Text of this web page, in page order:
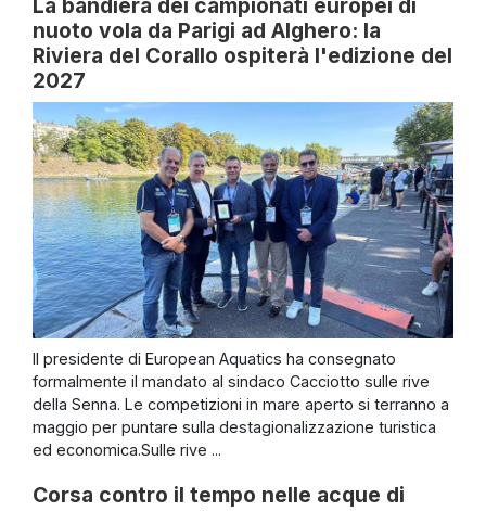
La bandiera dei campionati europei di
nuoto vola da Parigi ad Alghero: la
Riviera del Corallo ospiterà l'edizione del
2027
Il presidente di European Aquatics ha consegnato
formalmente il mandato al sindaco Cacciotto sulle rive
della Senna. Le competizioni in mare aperto si terranno a
maggio per puntare sulla destagionalizzazione turistica
ed economica.Sulle rive ...
Corsa contro il tempo nelle acque di